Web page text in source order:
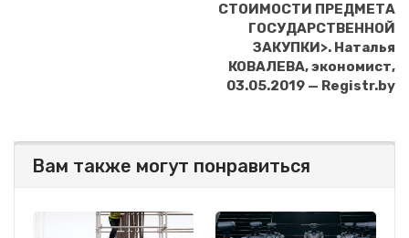
СТОИМОСТИ ПРЕДМЕТА
ГОСУДАРСТВЕННОЙ
ЗАКУПКИ>. Наталья
КОВАЛЕВА, экономист,
03.05.2019 — Registr.by
Вам также могут понравиться